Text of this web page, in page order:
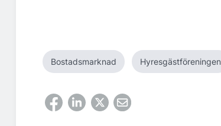
Bostadsmarknad Hyresgästföreningen